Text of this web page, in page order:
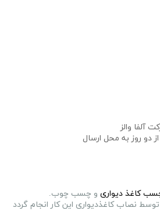
آلفا والز
دو روز به محل ارسال
کاغذ دیواری و چسب چوب.
نصاب کاغذدیواری این کار انجام گردد